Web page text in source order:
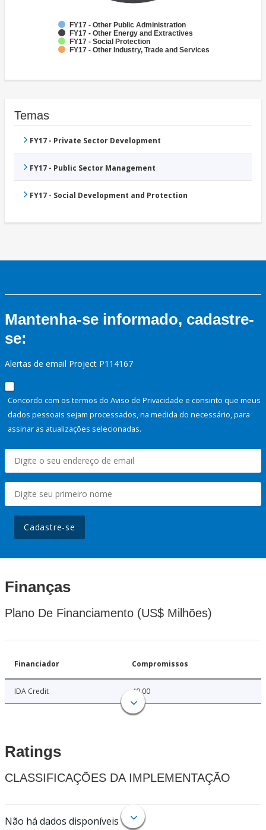
FY17 - Other Public Administration
FY17 - Other Energy and Extractives
FY17 - Social Protection
FY17 - Other Industry, Trade and Services
Temas
FY17 - Private Sector Development
FY17 - Public Sector Management
FY17 - Social Development and Protection
Mantenha-se informado, cadastre-
se:
Alertas de email Project P114167
Concordo com os termos do Aviso de Privacidade e consinto que meus
dados pessoais sejam processados, na medida do necessário, para
assinar as atualizações selecionadas.
Cadastre-se
Finanças
Plano De Financiamento (US$ Milhões)
Financiador Compromissos
IDA Credit 40.00
Ratings
CLASSIFICAÇÕES DA IMPLEMENTAÇÃO
Não há dados disponíveis